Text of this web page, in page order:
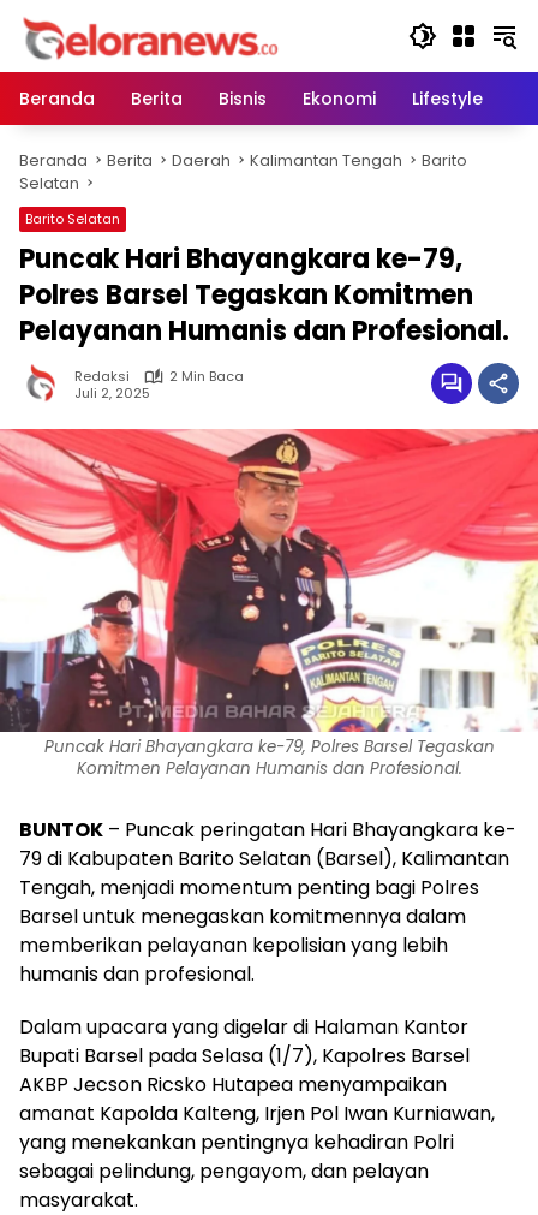
Langsung
konten
Beranda
Berita Bisnis Ekonomi Lifestyle
Beranda Berita Daerah Kalimantan Tengah
Barito
Selatan
Barito Selatan
Puncak Hari Bhayangkara ke-79,
Polres Barsel Tegaskan Komitmen
Pelayanan Humanis dan Profesional.
Redaksi
2 Min Baca
Juli 2, 2025
Puncak Hari Bhayangkara ke-79, Polres Barsel Tegaskan
Komitmen Pelayanan Humanis dan Profesional.
BUNTOK – Puncak peringatan Hari Bhayangkara ke-
79 di Kabupaten Barito Selatan (Barsel), Kalimantan
Tengah, menjadi momentum penting bagi Polres
Barsel untuk menegaskan komitmennya dalam
memberikan pelayanan kepolisian yang lebih
humanis dan profesional.
Dalam upacara yang digelar di Halaman Kantor
Bupati Barsel pada Selasa (1/7), Kapolres Barsel
AKBP Jecson Ricsko Hutapea menyampaikan
amanat Kapolda Kalteng, Irjen Pol Iwan Kurniawan,
yang menekankan pentingnya kehadiran Polri
sebagai pelindung, pengayom, dan pelayan
masyarakat.